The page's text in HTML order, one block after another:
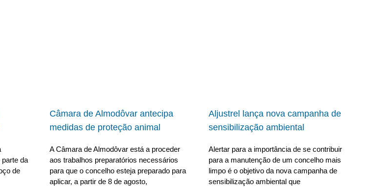
da
de
Câmara de Almodôvar antecipa
medidas de proteção animal
A Câmara de Almodôvar está a proceder
aos trabalhos preparatórios necessários
para que o concelho esteja preparado para
aplicar, a partir de 8 de agosto,
Aljustrel lança nova campanha de
sensibilização ambiental
Alertar para a importância de se contribuir
para a manutenção de um concelho mais
limpo é o objetivo da nova campanha de
sensibilização ambiental que